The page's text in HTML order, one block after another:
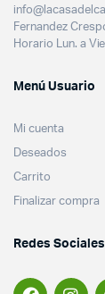
Fernandez
Horario Lun. a
Menú Usuario
Mi cuenta
Deseados
Carrito
Finalizar compra
Redes Sociales